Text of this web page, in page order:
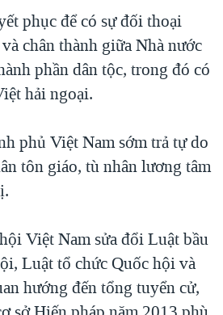
phục để có sự đối thoại
chân thành giữa Nhà nước
phần dân tộc, trong đó có
hải ngoại.
phủ Việt Nam sớm trả tự do
tôn giáo, tù nhân lương tâm
Việt Nam sửa đổi Luật bầu
Luật tổ chức Quốc hội và
hướng đến tổng tuyển cử,